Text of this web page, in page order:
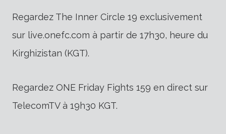
Regardez The Inner Circle 19 exclusivement
sur live.onefc.com à partir de 17h30, heure du
Kirghizistan (KGT).
Regardez ONE Friday Fights 159 en direct sur
TelecomTV à 19h30 KGT.